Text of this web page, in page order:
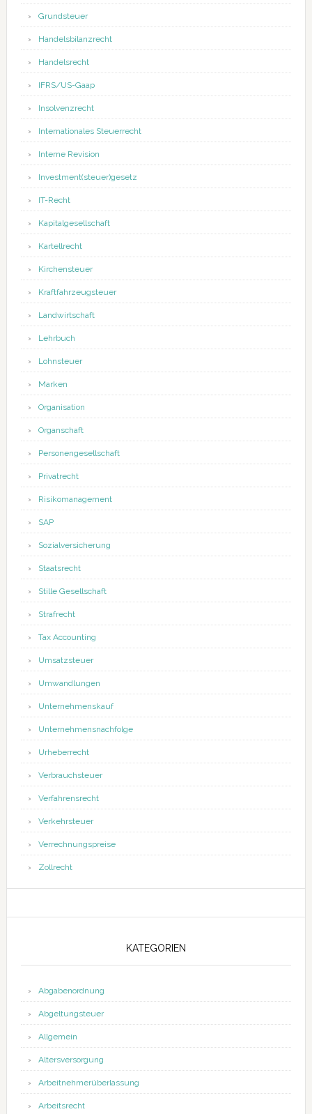
Grundsteuer
Handelsbilanzrecht
Handelsrecht
IFRS/US-Gaap
Insolvenzrecht
Internationales Steuerrecht
Interne Revision
Investment(steuer)gesetz
IT-Recht
Kapitalgesellschaft
Kartellrecht
Kirchensteuer
Kraftfahrzeugsteuer
Landwirtschaft
Lehrbuch
Lohnsteuer
Marken
Organisation
Organschaft
Personengesellschaft
Privatrecht
Risikomanagement
SAP
Sozialversicherung
Staatsrecht
Stille Gesellschaft
Strafrecht
Tax Accounting
Umsatzsteuer
Umwandlungen
Unternehmenskauf
Unternehmensnachfolge
Urheberrecht
Verbrauchsteuer
Verfahrensrecht
Verkehrsteuer
Verrechnungspreise
Zollrecht
KATEGORIEN
Abgabenordnung
Abgeltungsteuer
Allgemein
Altersversorgung
Arbeitnehmerüberlassung
Arbeitsrecht